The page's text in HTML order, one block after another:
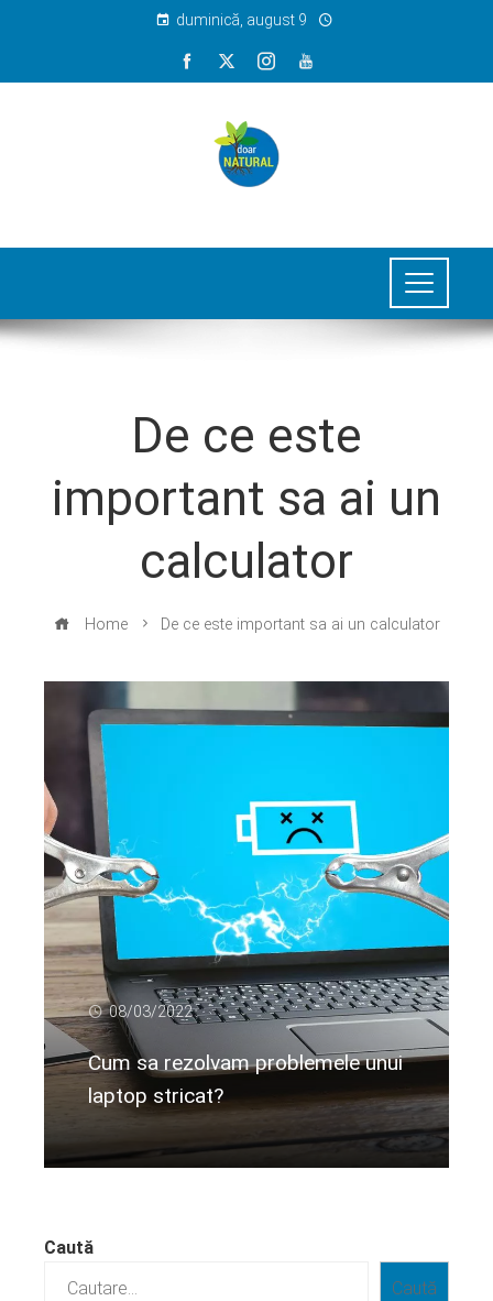
duminică, august 9
De ce este
important sa ai un
calculator
Home De ce este important sa ai un calculator
08/03/2022
Cum sa rezolvam problemele unui
laptop stricat?
Caută
Caută